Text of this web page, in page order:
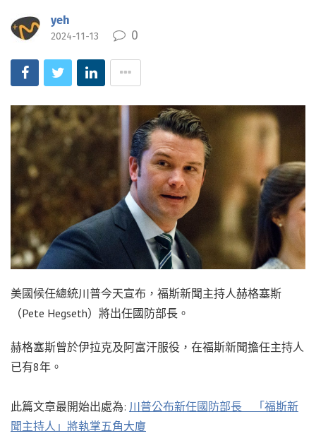
yeh
2024-11-13 0
美國候任總統川普今天宣布，福斯新聞主持人赫格塞斯
（Pete Hegseth）將出任國防部長。
赫格塞斯曾於伊拉克及阿富汗服役，在福斯新聞擔任主持人
已有8年。
此篇文章最開始出處為: 川普公布新任國防部長 「福斯新
聞主持人」將執掌五角大廈